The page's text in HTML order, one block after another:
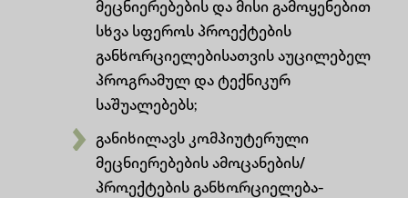
მეცნიერებების და მისი გამოყენებით
სხვა სფეროს პროექტების
განხორციელებისათვის აუცილებელ
პროგრამულ და ტექნიკურ
საშუალებებს;
განიხილავს კომპიუტერული
მეცნიერებების ამოცანების/
პროექტების განხორციელება-